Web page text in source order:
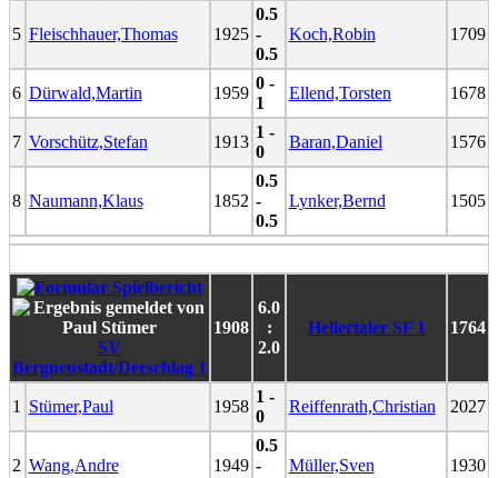
5 Fleischhauer,Thomas 1925
0.5
-
0.5
Koch,Robin 1709
6 Dürwald,Martin 1959
0 -
1
Ellend,Torsten 1678
7 Vorschütz,Stefan 1913
1 -
0
Baran,Daniel 1576
8 Naumann,Klaus 1852
0.5
-
0.5
Lynker,Bernd 1505
SV
Bergneustadt/Derschlag 1
1908
6.0
:
2.0
Hellertaler SF 1 1764
1 Stümer,Paul 1958
1 -
0
Reiffenrath,Christian 2027
2 Wang,Andre 1949
0.5
-
Müller,Sven 1930